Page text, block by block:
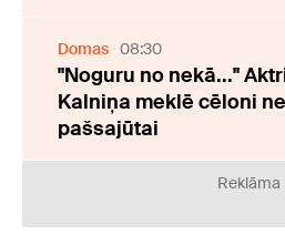
Domas 08:30
"Noguru no nekā..."
Kalniņa meklē cēloni
pašsajūtai
Reklāma